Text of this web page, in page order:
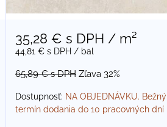
35,28 € s DPH / m²
44,81 €s DPH / bal
65,89 €s DPH Zľava 32%
Dostupnosť: NA OBJEDNÁVKU. Bežný
termín dodania do 10 pracovných dní